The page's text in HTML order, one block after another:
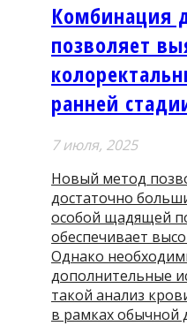
Комбинация
позволяет
ранней
7 июля, 2025
Новый метод
достаточно
особой щадящей
обеспечивает
Однако
дополнительные
такой анализ
в рамках обычной